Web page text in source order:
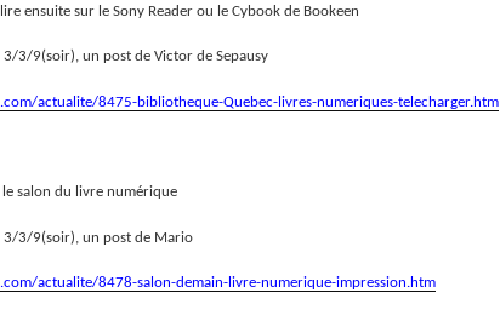
ensuite sur le Sony Reader ou le Cybook de Bookeen
3/9(soir), un post de Victor de Sepausy
actualite/8475-bibliotheque-Quebec-livres-numeriques-telecharger.htm
le salon du livre numérique
3/3/9(soir), un post de Mario
actualite/8478-salon-demain-livre-numerique-impression.htm